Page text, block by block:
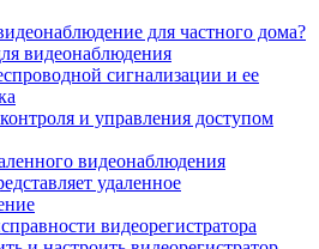
для частного дома?
видеонаблюдения
сигнализации и ее
и управления доступом
видеонаблюдения
удаленное
видеорегистратора